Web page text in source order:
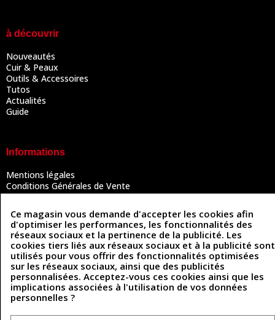
à découvrir
Nouveautés
Cuir & Peaux
Outils & Accessoires
Tutos
Actualités
Guide
Informations
Mentions légales
Conditions Générales de Vente
Politique de confidentialité
Politique des cookies
Contactez-nous
Coordonnées
493 Chemin de Catougnac
81300 Graulhet
05 63 34 51 88
contact@cuirenstock.com
Ce magasin vous demande d'accepter les cookies afin
d'optimiser les performances, les fonctionnalités des
réseaux sociaux et la pertinence de la publicité. Les
cookies tiers liés aux réseaux sociaux et à la publicité sont
utilisés pour vous offrir des fonctionnalités optimisées
sur les réseaux sociaux, ainsi que des publicités
personnalisées. Acceptez-vous ces cookies ainsi que les
implications associées à l'utilisation de vos données
personnelles ?